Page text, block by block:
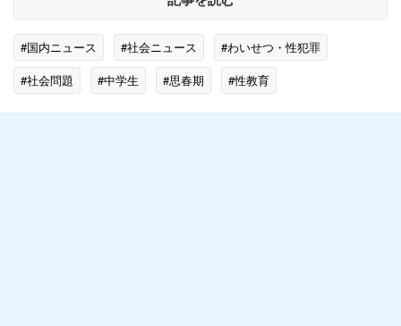
#国内ニュース #社会ニュース
#わいせつ・性犯罪
#社会問題
#中学生 #思春期
#性教育